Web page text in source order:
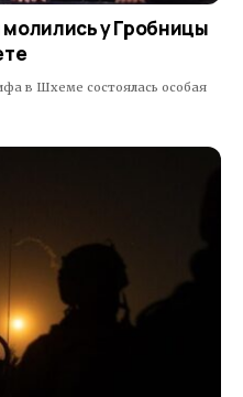
молились у Гробницы
в Шхеме состоялась особая